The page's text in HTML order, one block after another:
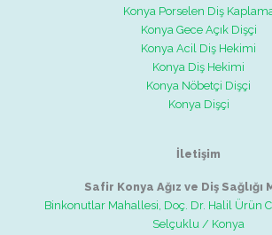
Konya Porselen Diş
Konya Gece Açık Dişçi
Konya Acil Diş Hekimi
Konya Diş Hekimi
Konya Nöbetçi Dişçi
Konya Dişçi
İletişim
Safir Konya Ağız ve Diş Sağlığı
Binkonutlar Mahallesi, Doç. Dr. Halil Ürün
Selçuklu / Konya